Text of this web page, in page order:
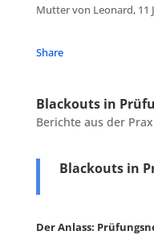
Mutter von Leonard, 11
Share
Blackouts in
Berichte aus der
Blackouts in
Der Anlass: